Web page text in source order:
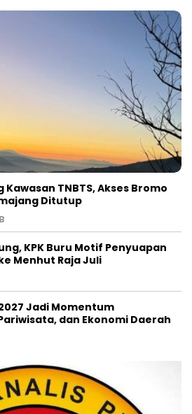
TNBTS, Akses Bromo
Ditutup
KPK Buru Motif Penyuapan
Menhut Raja Juli
Jadi Momentum
dan Ekonomi Daerah